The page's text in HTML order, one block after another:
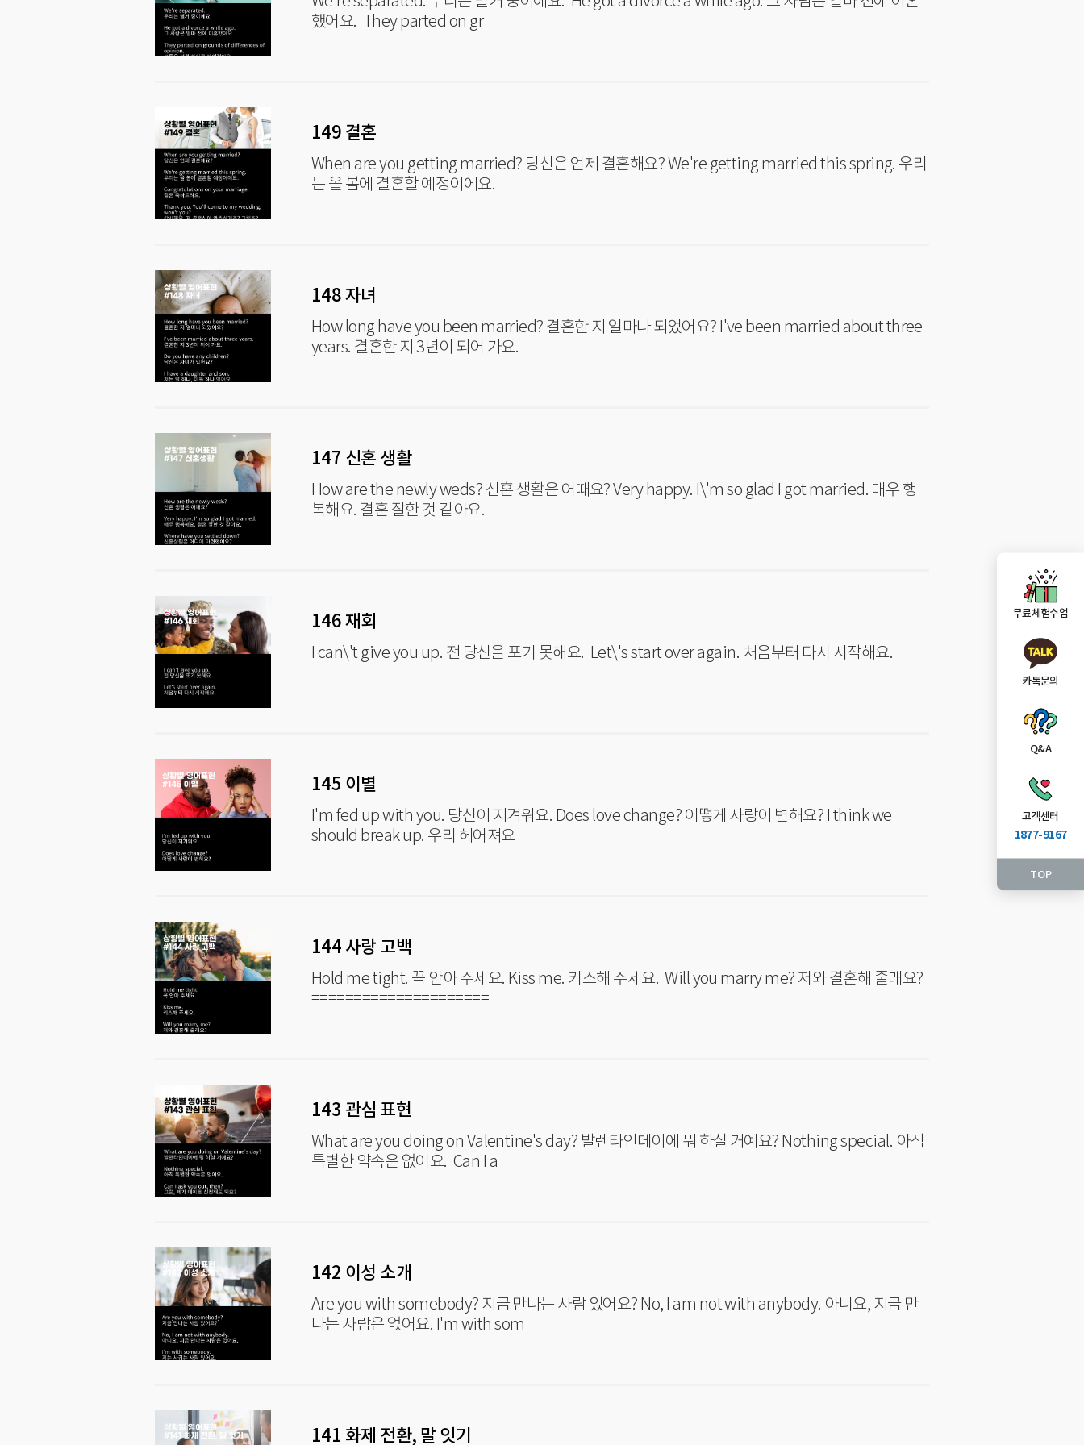
했어요. They parted on gr
149 결혼
When are you getting married? 당신은 언제 결혼해요? We're getting married this spring. 우리
는 올 봄에 결혼할 예정이에요.
148 자녀
How long have you been married? 결혼한 지 얼마나 되었어요? I've been married about three
years. 결혼한 지 3년이 되어 가요.
147 신혼 생활
How are the newly weds? 신혼 생활은 어때요? Very happy. I\'m so glad I got married. 매우 행
복해요. 결혼 잘한 것 같아요.
146 재회
I can\'t give you up. 전 당신을 포기 못해요. Let\'s start over again. 처음부터 다시 시작해요.
145 이별
I'm fed up with you. 당신이 지겨워요. Does love change? 어떻게 사랑이 변해요? I think we
should break up. 우리 헤어져요
144 사랑 고백
Hold me tight. 꼭 안아 주세요. Kiss me. 키스해 주세요. Will you marry me? 저와 결혼해 줄래요?
=====================
143 관심 표현
What are you doing on Valentine's day? 발렌타인데이에 뭐 하실 거예요? Nothing special. 아직
특별한 약속은 없어요. Can I a
142 이성 소개
Are you with somebody? 지금 만나는 사람 있어요? No, I am not with anybody. 아니요, 지금 만
나는 사람은 없어요. I'm with som
141 화제 전환, 말 잇기
무료체험수업
카톡문의
Q&A
고객센터
1877-9167
TOP